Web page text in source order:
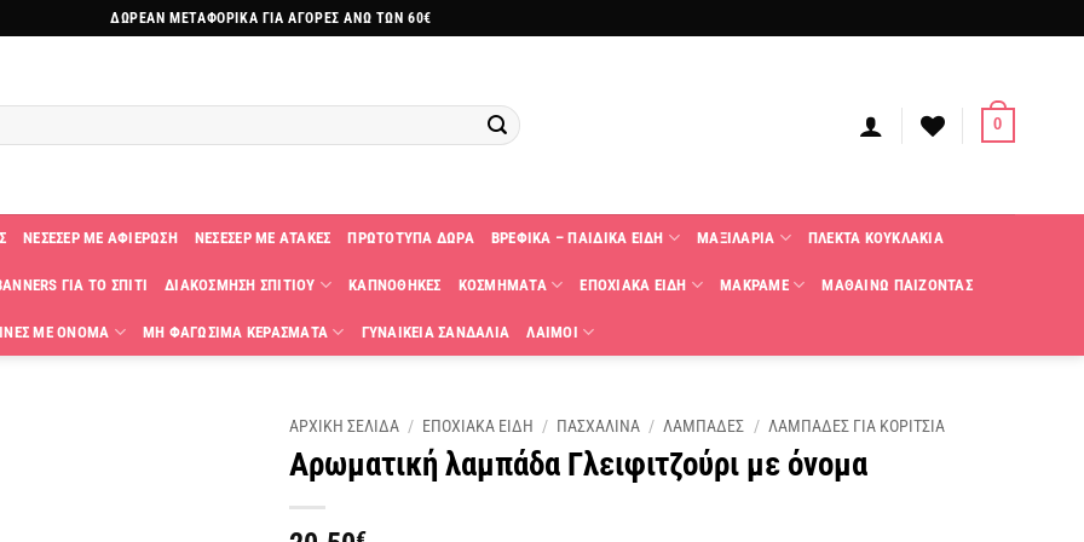
ΔΩΡΕΑΝ ΜΕΤΑΦΟΡΙΚΑ ΓΙΑ ΑΓΟΡΕΣ ΑΝΩ ΤΩΝ 60€
0
ΝΕΣΕΣΕΡ ΜΕ ΑΦΙΕΡΩΣΗ ΝΕΣΕΣΕΡ ΜΕ ΑΤΑΚΕΣ ΠΡΩΤΟΤΥΠΑ ΔΩΡΑ ΒΡΕΦΙΚΑ – ΠΑΙΔΙΚΑ ΕΙΔΗ ΜΑΞΙΛΑΡΙΑ ΠΛΕΚΤΑ KΟΥΚΛΑΚΙΑ
ΓΙΑ ΤΟ ΣΠΙΤΙ ΔΙΑΚΟΣΜΗΣΗ ΣΠΙΤΙΟΥ ΚΑΠΝΟΘΗΚΕΣ ΚΟΣΜΗΜΑΤΑ ΕΠΟΧΙΑΚΑ ΕΙΔΗ ΜΑΚΡΑΜΕ ΜΑΘΑΙΝΩ ΠΑΙΖΟΝΤΑΣ
ΜΕ ΟΝΟΜΑ ΜΗ ΦΑΓΩΣΙΜΑ ΚΕΡΑΣΜΑΤΑ ΓΥΝΑΙΚΕΙΑ ΣΑΝΔΑΛΙΑ ΛΑΙΜΟΙ
ΑΡΧΙΚΗ ΣΕΛΙΔΑ / ΕΠΟΧΙΑΚΑ ΕΙΔΗ / ΠΑΣΧΑΛΙΝΑ / ΛΑΜΠΑΔΕΣ / ΛΑΜΠΑΔΕΣ ΓΙΑ ΚΟΡΙΤΣΙΑ
Αρωματική λαμπάδα Γλειφιτζούρι με όνομα